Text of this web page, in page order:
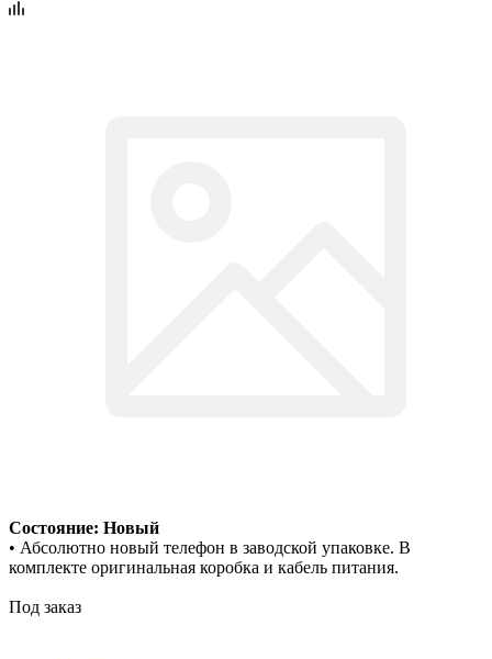
Состояние: Новый
• Абсолютно новый телефон в заводской упаковке. В
комплекте оригинальная коробка и кабель питания.
Под заказ